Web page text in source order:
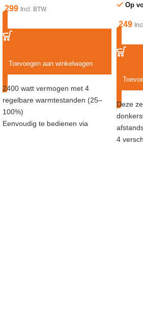
299 Incl. BTW
Toevoegen aan winkelwagen
2400 watt vermogen met 4
regelbare warmtestanden (25–
100%)
Eenvoudig te bedienen via
Op
249
Deze
4